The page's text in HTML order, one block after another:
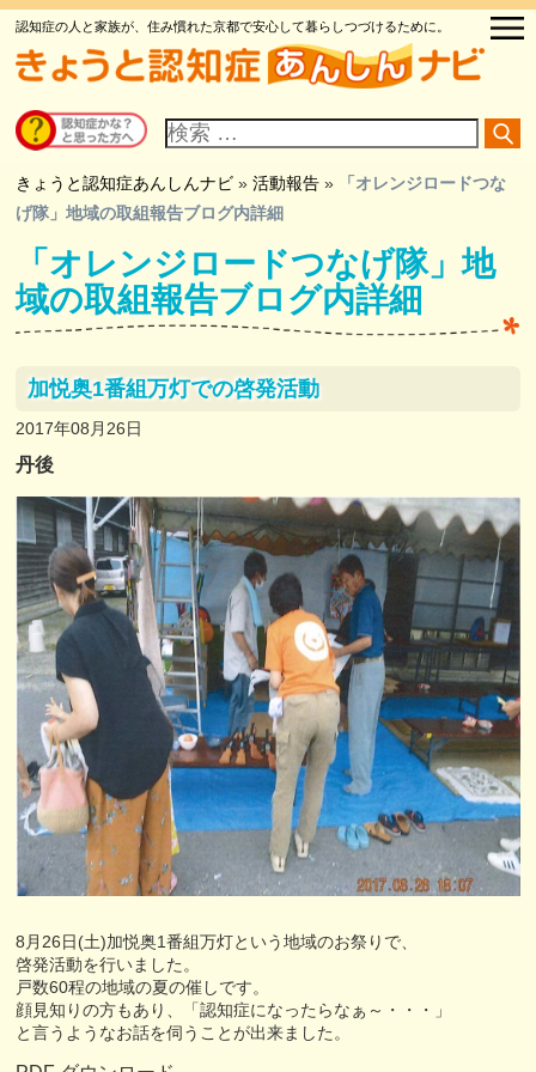
認知症の人と家族が、住み慣れた京都で安心して暮らしつづけるために。
イ
ト
検
索
きょうと認知症あんしんナビ »活動報告 »
「オレンジロードつな
げ隊」地域の取組報告ブログ内詳細
「オレンジロードつなげ隊」地
域の取組報告ブログ内詳細
加悦奥1番組万灯での啓発活動
2017年08月26日
丹後
8月26日(土)加悦奥1番組万灯という地域のお祭りで、
啓発活動を行いました。
戸数60程の地域の夏の催しです。
顔見知りの方もあり、「認知症になったらなぁ～・・・」
と言うようなお話を伺うことが出来ました。